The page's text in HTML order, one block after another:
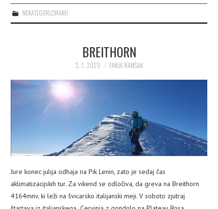
NEKATEGORIZIRANO
BREITHORN
3. 7. 2023 TANJA RAMŠAK
Jure konec julija odhaja na Pik Lenin, zato je sedaj čas
aklimatizacijskih tur. Za vikend se odločiva, da greva na Breithorn
4164mnv, ki leži na švicarsko italijanski meji. V soboto zjutraj